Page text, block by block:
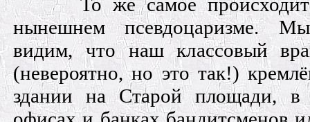
нынешнем псевдоцаризме.
видим, что наш классовый
(невероятно, но это так!)
здании на Старой площади,